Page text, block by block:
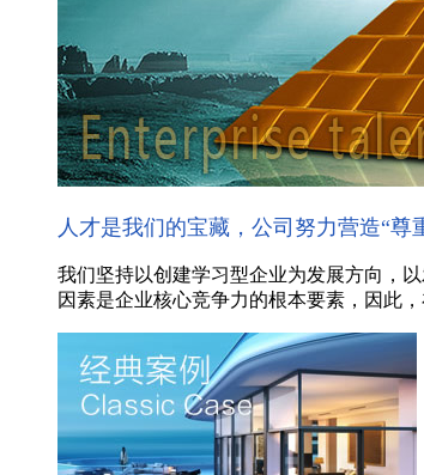
人才是我们的宝藏，公司努力营造“尊
我们坚持以创建学习型企业为发展方向，
因素是企业核心竞争力的根本要素，因此